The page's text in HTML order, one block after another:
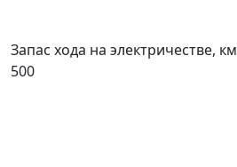
Запас хода на электричестве, км
500